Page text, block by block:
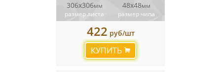
306х306мм
размер листа
48х48мм
размер чипа
422 руб/шт
КУПИТЬ